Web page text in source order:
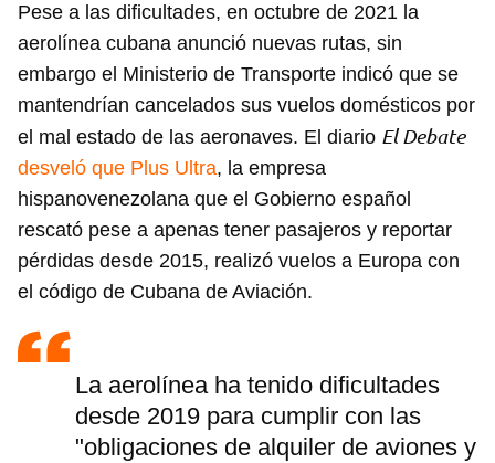
Pese a las dificultades, en octubre de 2021 la
aerolínea cubana anunció nuevas rutas, sin
embargo el Ministerio de Transporte indicó que se
mantendrían cancelados sus vuelos domésticos por
el mal estado de las aeronaves. El diario El Debate
desveló que Plus Ultra, la empresa
hispanovenezolana que el Gobierno español
rescató pese a apenas tener pasajeros y reportar
pérdidas desde 2015, realizó vuelos a Europa con
el código de Cubana de Aviación.
La aerolínea ha tenido dificultades
desde 2019 para cumplir con las
"obligaciones de alquiler de aviones y